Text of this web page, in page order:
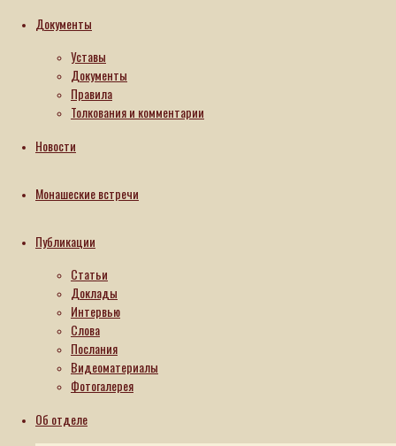
Документы
Уставы
Документы
Правила
Толкования и комментарии
Новости
Монашеские встречи
Публикации
Статьи
Доклады
Интервью
Слова
Послания
Видеоматериалы
Фотогалерея
Об отделе